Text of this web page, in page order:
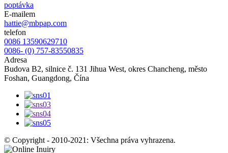
poptávka
E-mailem
hattie@mbpap.com
telefon
0086 13590629710
0086- (0) 757-83550835
Adresa
Budova B2, silnice č. 131 Jihua West, okres Chancheng, město
Foshan, Guangdong, Čína
© Copyright - 2010-2021: Všechna práva vyhrazena.